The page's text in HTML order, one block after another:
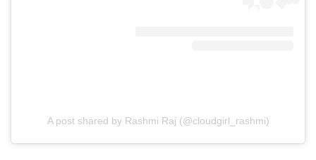
A post shared by Rashmi Raj (@cloudgirl_rashmi)